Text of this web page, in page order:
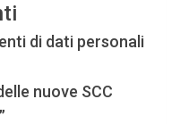
di dati personali
nuove SCC